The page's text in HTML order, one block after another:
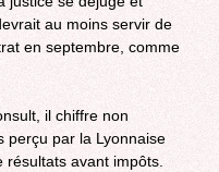
au moins servir de
en septembre, comme
il chiffre non
perçu par la Lyonnaise
résultats avant impôts.